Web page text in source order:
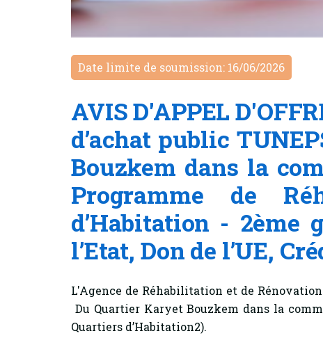
Date limite de soumission: 16/06/2026
AVIS D'APPEL
d’achat public
Bouzkem dans la
Programme de
d’Habitation - 2ème
l’Etat, Don de l’UE,
L'Agence de Réhabilitation et de
Du Quartier Karyet Bouzkem dans la
Quartiers d’Habitation2).